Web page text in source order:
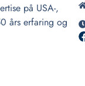
på USA-,
års erfaring og